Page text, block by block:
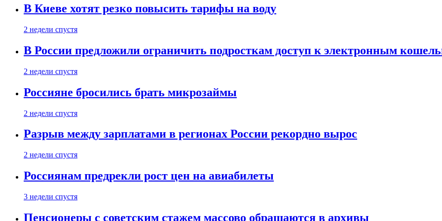
В Киеве хотят резко повысить тарифы на воду
2 недели спустя
В России предложили ограничить подросткам доступ к электронным
2 недели спустя
Россияне бросились брать микрозаймы
2 недели спустя
Разрыв между зарплатами в регионах России рекордно вырос
2 недели спустя
Россиянам предрекли рост цен на авиабилеты
3 недели спустя
Пенсионеры с советским стажем массово обращаются в архивы